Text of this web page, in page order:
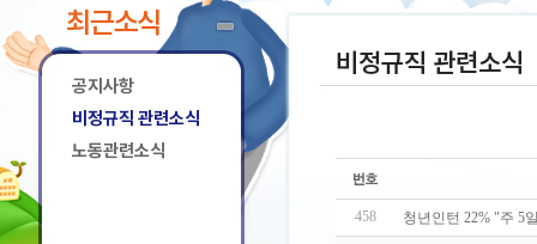
최근소식
공지사항
비정규직 관련소식
노동관련소식
비정규직 관련소식
458 청년인턴 22% "주 5